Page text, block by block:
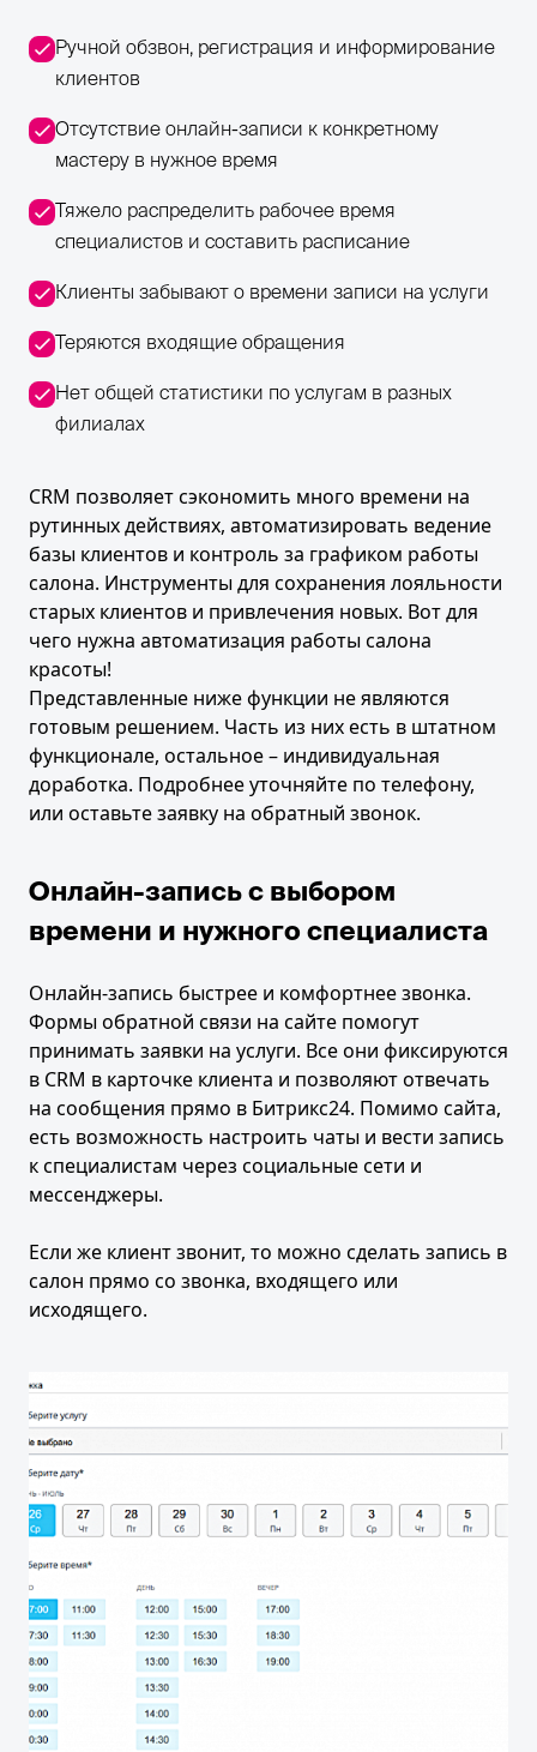
Ручной обзвон, регистрация и информирование
клиентов
Отсутствие онлайн-записи к конкретному
мастеру в нужное время
Тяжело распределить рабочее время
специалистов и составить расписание
Клиенты забывают о времени записи на услуги
Теряются входящие обращения
Нет общей статистики по услугам в разных
филиалах
CRM позволяет сэкономить много времени на
рутинных действиях, автоматизировать ведение
базы клиентов и контроль за графиком работы
салона. Инструменты для сохранения лояльности
старых клиентов и привлечения новых. Вот для
чего нужна автоматизация работы салона
красоты!
Представленные ниже функции не являются
готовым решением. Часть из них есть в штатном
функционале, остальное – индивидуальная
доработка. Подробнее уточняйте по телефону,
или оставьте заявку на обратный звонок.
Онлайн-запись с выбором
времени и нужного специалиста
Онлайн-запись быстрее и комфортнее звонка.
Формы обратной связи на сайте помогут
принимать заявки на услуги. Все они фиксируются
в CRM в карточке клиента и позволяют отвечать
на сообщения прямо в Битрикс24. Помимо сайта,
есть возможность настроить чаты и вести запись
к специалистам через социальные сети и
мессенджеры.
Если же клиент звонит, то можно сделать запись в
салон прямо со звонка, входящего или
исходящего.